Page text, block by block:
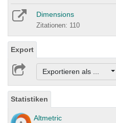
Dimensions
Zitationen: 110
Export
Exportieren als ...
Statistiken
Altmetric